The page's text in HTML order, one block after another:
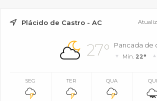
Plácido de Castro - AC
27° Pancada de
Mín. 22°
SEG TER QUA QUI